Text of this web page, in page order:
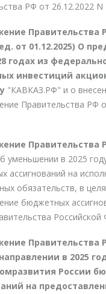
РФ от 26.12.2022 N
Правительства
от 01.12.2025) О
годах из
инвестиций
"КАВКАЗ.РФ" и о
Правительства РФ
Правительства
уменьшении в 2025
ассигнований на
обязательств, в
бюджетных
Российской
Правительства
в 2025
России
на